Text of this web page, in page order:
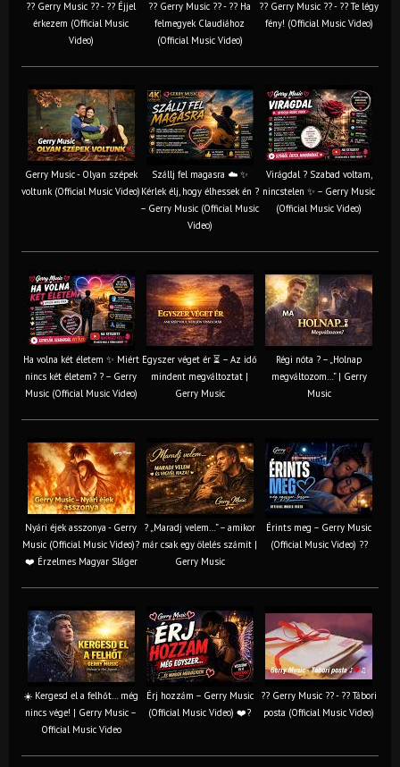
?? Gerry Music ?? - ?? Éjjel
érkezem (Official Music
Video)
?? Gerry Music ?? - ?? Ha
felmegyek Claudiához
(Official Music Video)
?? Gerry Music ?? - ?? Te légy
fény! (Official Music Video)
Gerry Music - Olyan szépek
voltunk (Official Music Video)
Szállj fel magasra ☁️ ✨
Kérlek élj, hogy élhessek én ?
– Gerry Music (Official Music
Video)
Virágdal ? Szabad voltam,
nincstelen ✨ – Gerry Music
(Official Music Video)
Ha volna két életem ✨ Miért
nincs két életem? ? – Gerry
Music (Official Music Video)
Egyszer véget ér ⏳ – Az idő
mindent megváltoztat |
Gerry Music
Régi nóta ? – „Holnap
megváltozom…” | Gerry
Music
Nyári éjek asszonya - Gerry
Music (Official Music Video)?
❤️ Érzelmes Magyar Sláger
? „Maradj velem…” – amikor
már csak egy ölelés számít |
Gerry Music
Érints meg – Gerry Music
(Official Music Video) ??
☀️ Kergesd el a felhőt… még
nincs vége! | Gerry Music –
Official Music Video
Érj hozzám – Gerry Music
(Official Music Video) ❤️?
?? Gerry Music ?? - ?? Tábori
posta (Official Music Video)